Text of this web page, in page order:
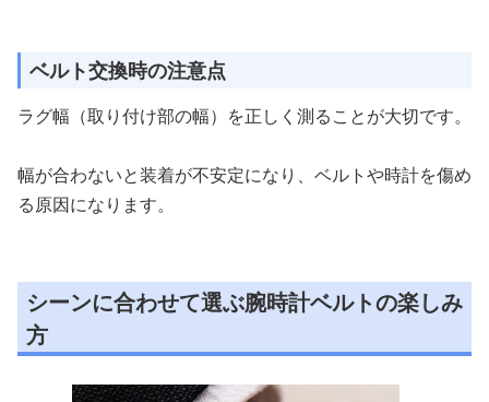
ベルト交換時の注意点
ラグ幅（取り付け部の幅）を正しく測ることが大切です。
幅が合わないと装着が不安定になり、ベルトや時計を傷め
る原因になります。
シーンに合わせて選ぶ腕時計ベルトの楽しみ
方